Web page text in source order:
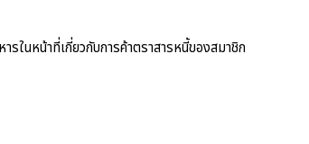
ในหน้าที่เกี่ยวกับการค้าตราสารหนี้ของสมาชิก